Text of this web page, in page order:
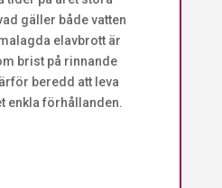
gäller både vatten
elavbrott är
brist på rinnande
beredd att leva
enkla förhållanden.